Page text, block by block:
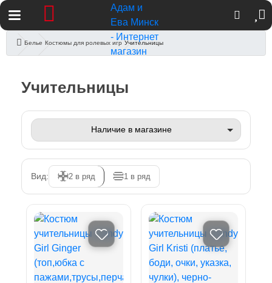
Белье Костюмы для ролевых игр Учительницы
Учительницы
Учительницы
Вид: 2 в ряд 1 в ряд